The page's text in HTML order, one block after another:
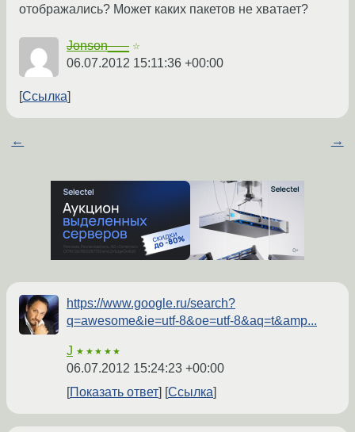
отображались? Может каких пакетов не хватает?
Jonson___ ☆
06.07.2012 15:11:36 +00:00
Ссылка
← →
https://www.google.ru/search?
q=awesome&ie=utf-8&oe=utf-8&aq=t&amp...
J ★★★★★
06.07.2012 15:24:23 +00:00
Показать ответ
Ссылка